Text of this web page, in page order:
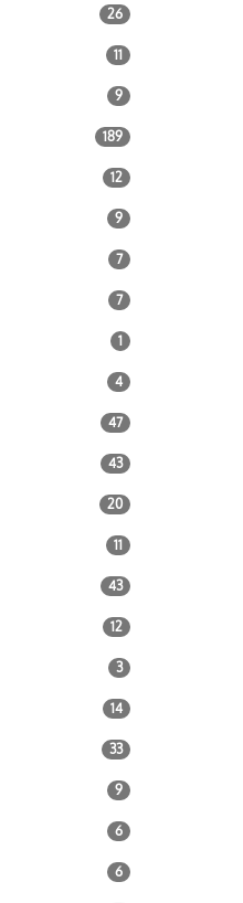
26
11
9
189
12
9
7
7
1
4
47
43
20
11
43
12
3
14
33
9
6
6